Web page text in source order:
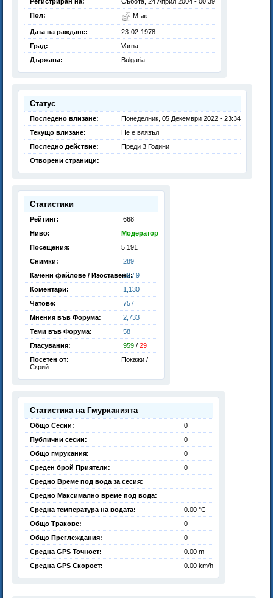
Пол:
Мъж
Дата на раждане:
23-02-1978
Град:
Varna
Държава:
Bulgaria
Статус
Последено влизане:
Понеделник, 05 Декември 2022 - 23:34
Текущо влизане:
Не е влязъл
Последно действие:
Преди 3 Години
Отворени страници:
Статистики
Рейтинг:
668
Ниво:
Модератор
Посещения:
5,191
Снимки:
289
Качени файлове / Изоставени:
69 / 9
Коментари:
1,130
Чатове:
757
Мнения във Форума:
2,733
Теми във Форума:
58
Гласувания:
959 / 29
Посетен от:
Покажи /
Скрий
Статистика на Гмурканията
Общо Сесии:
0
Публични сесии:
0
Общо гмрукания:
0
Среден брой Приятели:
0
Средно Време под вода за сесия:
Средно Максимално време под вода:
Средна температура на водата:
0.00 °C
Общо Тракове:
0
Общо Преглеждания:
0
Средна GPS Точност:
0.00 m
Средна GPS Скорост:
0.00 km/h